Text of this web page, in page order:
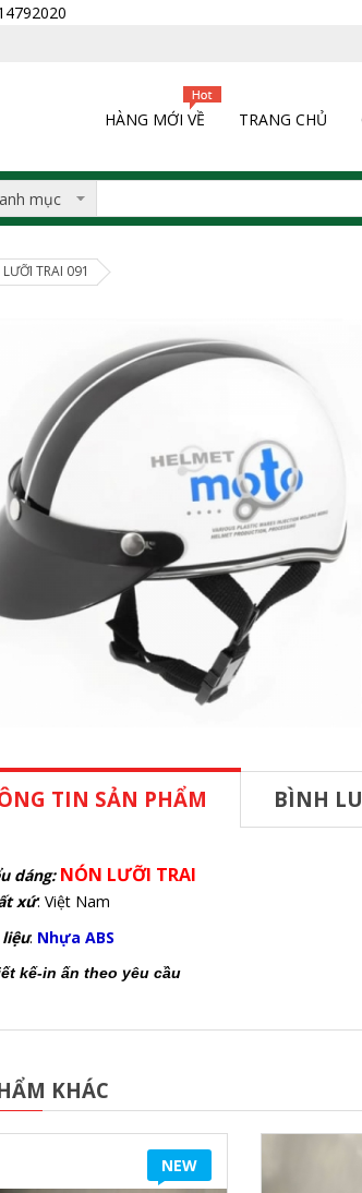
HÀNG MỚI VỀ TRANG CHỦ
TRAI 091
TIN SẢN PHẨM BÌNH
dáng: NÓN LƯỠI TRAI
xứ: Việt Nam
: Nhựa ABS
kế-in ấn theo yêu cầu
KHÁC
NEW